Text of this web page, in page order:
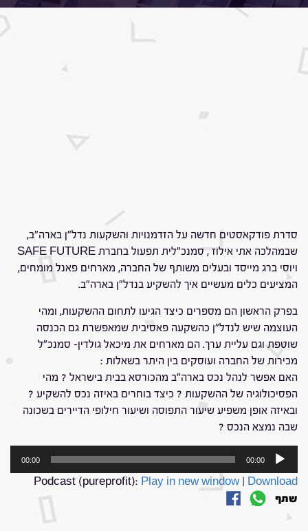
סדרת פודקאסטים חדשה על הזדמנויות והשקעות נדל"ן בארה"ב,
שבמהלכה אתי אילוז , סמנכ"לית תפעול בחברת SAFE FUTURE
ויוסי ברג מייסד ובעלים משותף של החברה, מארחים פאנל מומחים,
המציעים כלים מעשיים איך להשקיע בנדל"ן בארה"ב.
בפרק הראשון הם מספרים כיצד הגיעו לתחום ההשקעות, ומהי
העוצמה שיש לנדל"ן כהשקעה פאסיבית שמאפשרת גם הכנסה
שוטפת וגם עליית ערך. הם מארחים את מיכאל גולדין- סמנכ"ל
מכירות של החברה ועוסקים בין היתר בשאלות :
האם אפשר לנהל נכס בארה"ב מהכורסא בבית בישראל ? מהי
הפסיכולוגיה של ההשקעות ? כיצד בוחרים באיזה נכס להשקיע ?
ובאיזה אופן משפיע שיעור התפוסה ושיעור חילופי הדיירים בשכונה
שבה נמצא הנכס ?
00:00
00:00
Podcast (pureprofit): Play in new window| Download
שתף